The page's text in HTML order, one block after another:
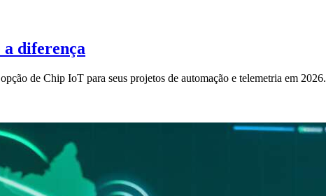
diferença
de Chip IoT para seus projetos de automação e telemetria em 2026.